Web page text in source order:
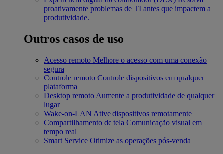
proativamente problemas de TI antes que impactem a
produtividade.
Outros casos de uso
Acesso remoto Melhore o acesso com uma conexão
segura
Controle remoto Controle dispositivos em qualquer
plataforma
Desktop remoto Aumente a produtividade de qualquer
lugar
Wake-on-LAN Ative dispositivos remotamente
Compartilhamento de tela Comunicação visual em
tempo real
Smart Service Otimize as operações pós-venda